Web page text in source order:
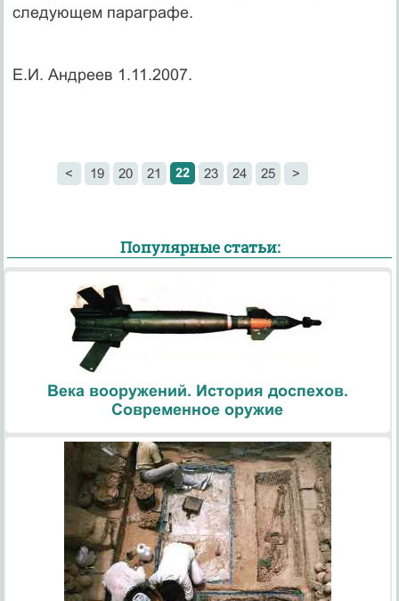
следующем параграфе.
Е.И. Андреев 1.11.2007.
< 19 20 21 22 23 24 25 >
Популярные статьи:
Века вооружений. История доспехов.
Современное оружие